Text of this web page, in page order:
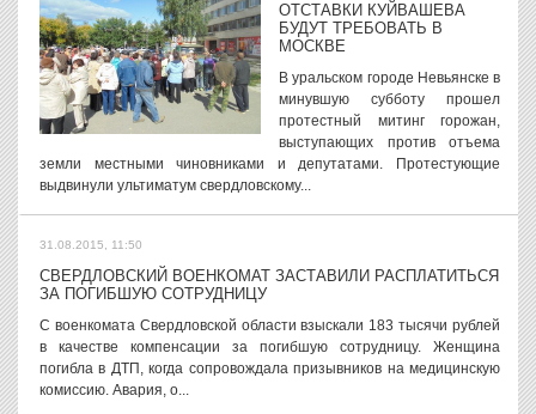
ОТСТАВКИ КУЙВАШЕВА
БУДУТ ТРЕБОВАТЬ В
МОСКВЕ
В уральском городе Невьянске в
минувшую субботу прошел
протестный митинг горожан,
выступающих против отъема
земли местными чиновниками и депутатами. Протестующие
выдвинули ультиматум свердловскому...
31.08.2015, 11:50
СВЕРДЛОВСКИЙ ВОЕНКОМАТ ЗАСТАВИЛИ РАСПЛАТИТЬСЯ
ЗА ПОГИБШУЮ СОТРУДНИЦУ
С военкомата Свердловской области взыскали 183 тысячи рублей
в качестве компенсации за погибшую сотрудницу. Женщина
погибла в ДТП, когда сопровождала призывников на медицинскую
комиссию. Авария, о...